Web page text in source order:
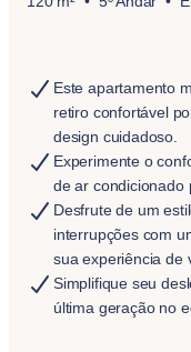
Este apartamento
retiro confortável
design cuidadoso.
Experimente o
de ar condicionado
Desfrute de um
interrupções com
sua experiência de
Simplifique seu
última geração no